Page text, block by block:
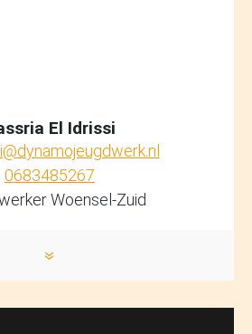
El Idrissi
0683485267
Woensel-Zuid
»